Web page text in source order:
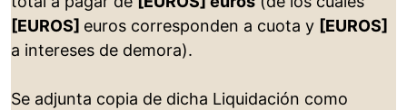
[EUROS] euros corresponden a cuota y [EUROS]
a intereses de demora).
Se adjunta copia de dicha Liquidación como